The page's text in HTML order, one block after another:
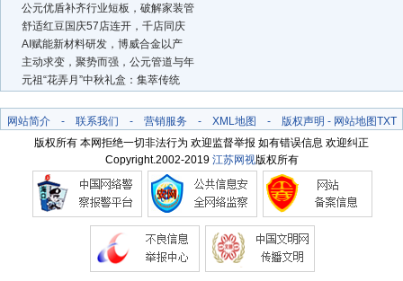
公元优盾补齐行业短板，破解家装管
舒适红豆国庆57店连开，千店同庆
AI赋能新材料研发，博威合金以产
主动求变，聚势而强，公元管道与年
元祖“花弄月”中秋礼盒：集萃传统
网站简介- 联系我们 - 营销服务 - XML地图 - 版权声明 - 网站地图TXT
版权所有 本网拒绝一切非法行为 欢迎监督举报 如有错误信息 欢迎纠正
Copyright.2002-2019 江苏网视版权所有